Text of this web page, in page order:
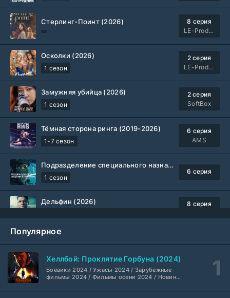
Стерлинг-Поинт (2026)
8 серия
LE-Production
Осколки (2026)
1 сезон
2 серия
LE-Production
Замужняя убийца (2026)
1 сезон
2 серия
SoftBox
Тёмная сторона ринга (2019-2026)
1-7 сезон
6 серия
AMS
Подразделение специального назначения (2026)
1 сезон
6 серия
Дельфин (2026)
8 серия
Шугар (2026)
Популярное
Хеллбой: Проклятие Горбуна (2024)
Боевики 2024 / Ужасы 2024 / Зарубежные
фильмы 2024 / Фильмы осени 2024 / Новинки
2024 / Американские фильмы / Фильмы